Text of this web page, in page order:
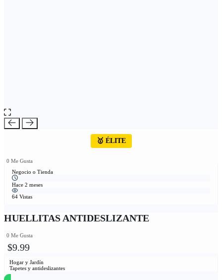
🥇 ÉLITE
0 Me Gusta
Negocio o Tienda
Hace 2 meses
64 Vistas
HUELLITAS ANTIDESLIZANTE
0 Me Gusta
$9.99
Hogar y Jardín
Tapetes y antideslizantes